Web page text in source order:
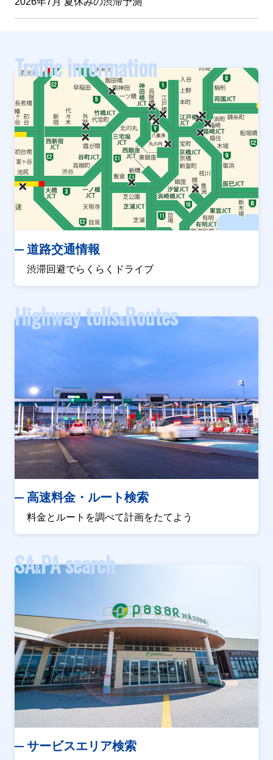
Traffic information
道路交通情報
渋滞回避でらくらくドライブ
Highway tolls&Routes
高速料金・ルート検索
料金とルートを調べて計画をたてよう
SA&PA search
サービスエリア検索